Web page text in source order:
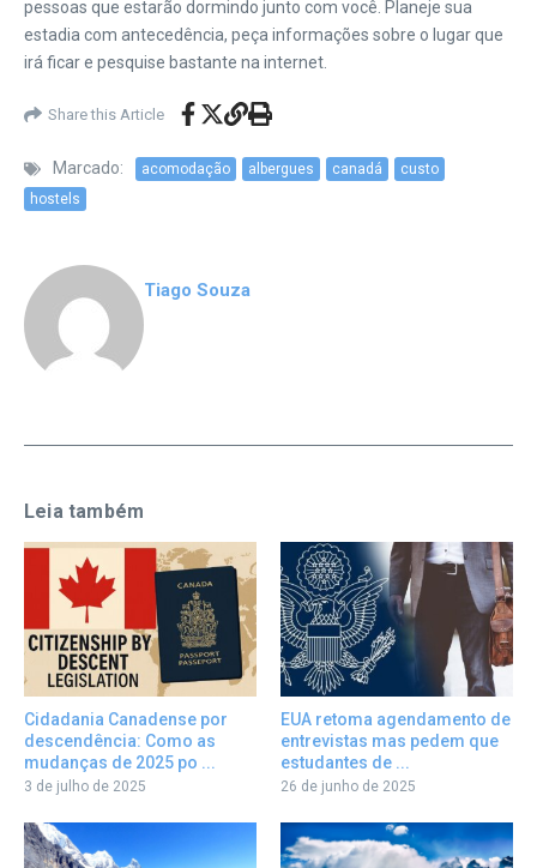
pessoas que estarão dormindo junto com você. Planeje sua
estadia com antecedência, peça informações sobre o lugar que
irá ficar e pesquise bastante na internet.
Share this Article
Marcado: acomodação albergues canadá
custo
hostels
Tiago Souza
Leia também
Cidadania Canadense por
descendência: Como as
mudanças de 2025 po ...
3 de julho de 2025
EUA retoma agendamento de
entrevistas mas pedem que
estudantes de ...
26 de junho de 2025